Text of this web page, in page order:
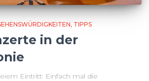
TIPPS
in der
Eintritt: Einfach mal die